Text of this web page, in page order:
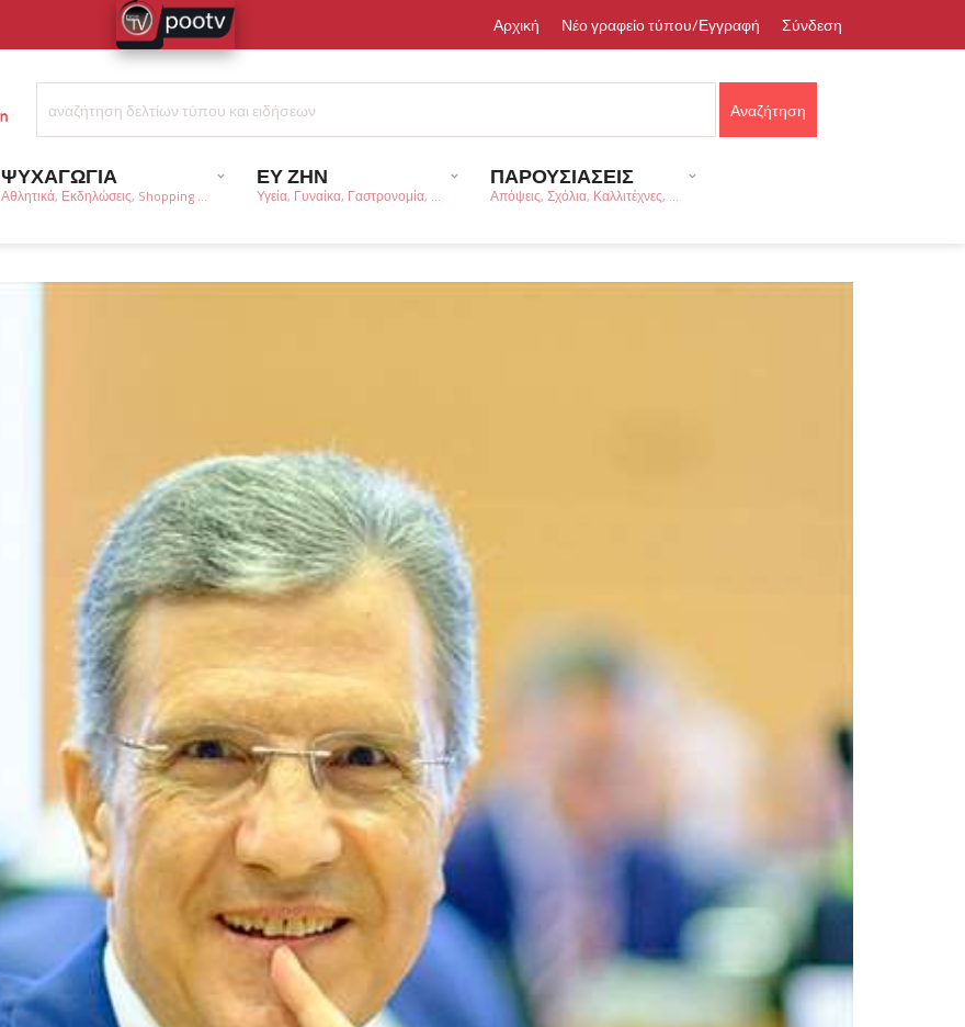
Αρχική Νέο γραφείο τύπου/Εγγραφή Σύνδεση
ΨΥΧΑΓΩΓΙΑ
Αθλητικά, Εκδηλώσεις, Shopping ...
ΕΥ ΖΗΝ
Υγεία, Γυναίκα, Γαστρονομία, ...
ΠΑΡΟΥΣΙΑΣΕΙΣ
Απόψεις, Σχόλια, Καλλιτέχνες, ...